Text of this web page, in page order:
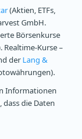
(Aktien, ETFs,
GmbH.
Börsenkurse
Realtime-Kurse –
der Lang &
Informationen
die Daten